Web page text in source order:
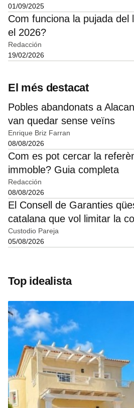
01/09/2025
Com funciona la pujada del
el 2026?
Redacción
19/02/2026
El més destacat
Pobles abandonats a
van quedar sense veïns
Enrique Briz Farran
08/08/2026
Com es pot cercar la
immoble? Guia completa
Redacción
08/08/2026
El Consell de Garanties
catalana que vol limitar la
Custodio Pareja
05/08/2026
Top idealista